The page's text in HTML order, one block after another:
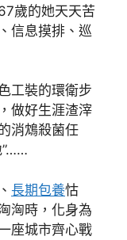
歲的她天天苦
信息摸排、巡
工裝的環衛步
做好生涯渣滓
消鴆殺菌任
”……
長期包養怙
洶時，化身為
座城市齊心戰